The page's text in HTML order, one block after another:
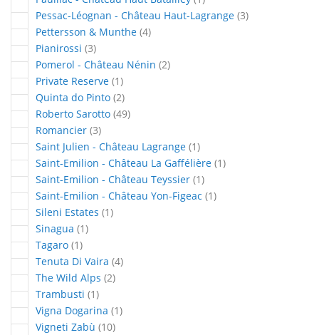
Pessac-Léognan - Château Haut-Lagrange 3articles
Pettersson & Munthe 4articles
Pianirossi 3articles
Pomerol - Château Nénin 2articles
Private Reserve 1article
Quinta do Pinto 2articles
Roberto Sarotto 49articles
Romancier 3articles
Saint Julien - Château Lagrange 1article
Saint-Emilion - Château La Gaffélière 1article
Saint-Emilion - Château Teyssier 1article
Saint-Emilion - Château Yon-Figeac 1article
Sileni Estates 1article
Sinagua 1article
Tagaro 1article
Tenuta Di Vaira 4articles
The Wild Alps 2articles
Trambusti 1article
Vigna Dogarina 1article
Vigneti Zabù 10articles